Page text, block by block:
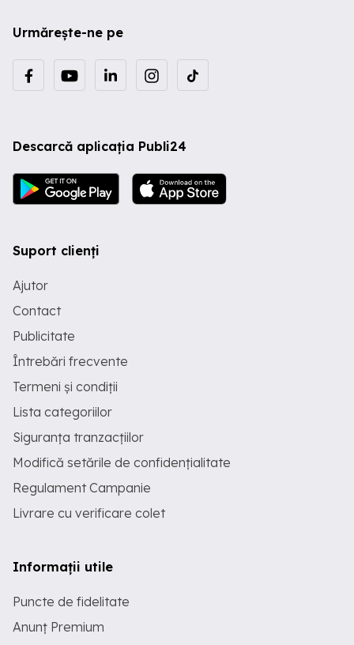
Urmărește-ne pe
Descarcă aplicația Publi24
Suport clienți
Ajutor
Contact
Publicitate
Întrebări frecvente
Termeni și condiții
Lista categoriilor
Siguranța tranzacțiilor
Modifică setările de confidențialitate
Regulament Campanie
Livrare cu verificare colet
Informații utile
Puncte de fidelitate
Anunț Premium